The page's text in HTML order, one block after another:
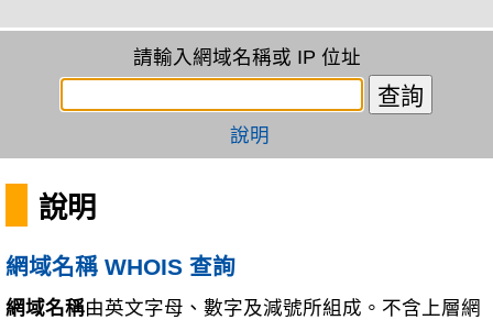
請輸入網域名稱或 IP 位址
說明
說明
網域名稱 WHOIS 查詢
網域名稱由英文字母、數字及減號所組成。不含上層網